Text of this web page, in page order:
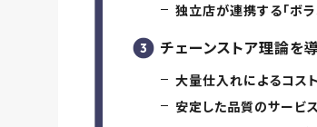
独立店が連携する「ボラ
チェーンストア理論を
大量仕入れによるコス
安定した品質のサービ